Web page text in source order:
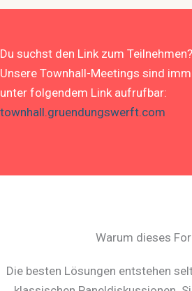
Du suchst den Link zum Teilnehmen?
Unsere Townhall-Meetings sind
unter folgendem Link aufrufbar:
townhall.gruendungswerft.com
Warum dieses
Die besten Lösungen entstehen